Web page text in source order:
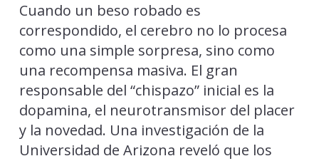
Cuando un beso robado es
correspondido, el cerebro no lo procesa
como una simple sorpresa, sino como
una recompensa masiva. El gran
responsable del “chispazo” inicial es la
dopamina, el neurotransmisor del placer
y la novedad. Una investigación de la
Universidad de Arizona reveló que los